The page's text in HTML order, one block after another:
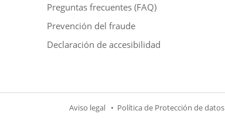
Preguntas frecuentes (FAQ)
Prevención del fraude
Declaración de accesibilidad
Aviso legal Política de Protección de datos